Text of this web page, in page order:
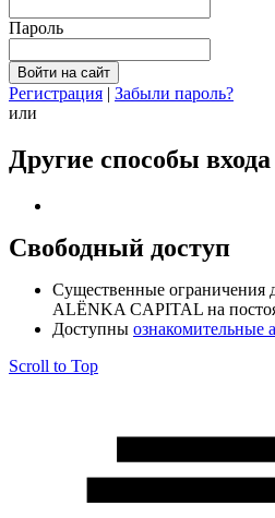
Пароль
Регистрация | Забыли пароль?
или
Другие способы входа
Свободный доступ
Cущественные ограничения
ALЁNKA CAPITAL на
Доступны ознакомительные
Scroll to Top